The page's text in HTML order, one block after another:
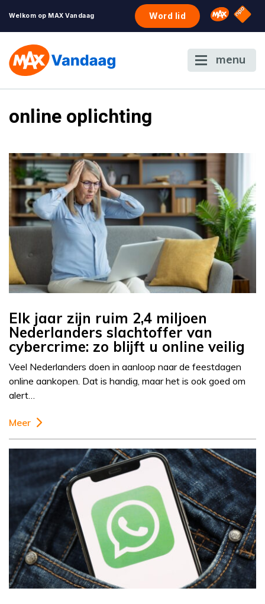
Welkom op MAX Vandaag Word lid Omroep
NPO
menu
online oplichting
Elk jaar zijn ruim 2,4 miljoen
Nederlanders slachtoffer van
cybercrime: zo blijft u online veilig
Veel Nederlanders doen in aanloop naar de feestdagen
online aankopen. Dat is handig, maar het is ook goed om
alert…
Meer